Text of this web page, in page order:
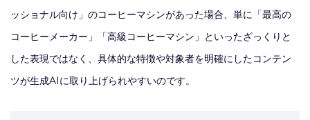
ッショナル向け」のコーヒーマシンがあった場合、単に「最高の
コーヒーメーカー」「高級コーヒーマシン」といったざっくりと
した表現ではなく、具体的な特徴や対象者を明確にしたコンテン
ツが生成AIに取り上げられやすいのです。